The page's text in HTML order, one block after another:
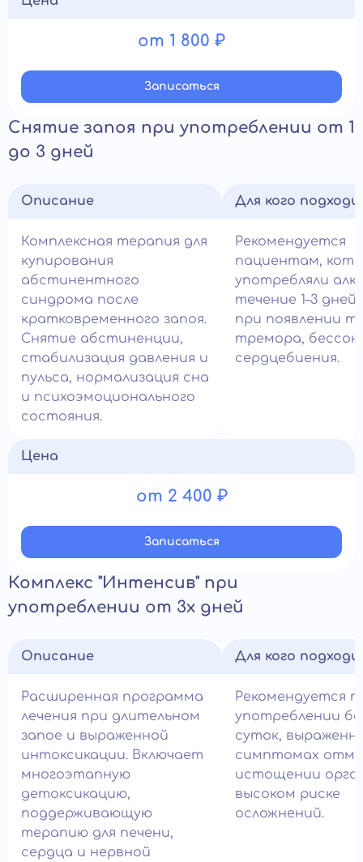
от 1 800 ₽
Записатьcя
Снятие запоя при употреблении от 1
до 3 дней
Описание
Комплексная терапия для
купирования
абстинентного
синдрома после
кратковременного запоя.
Снятие абстиненции,
стабилизация давления и
пульса, нормализация сна
и психоэмоционального
состояния.
Для кого
Рекомендуется
пациентам,
употребляли
течение 1–3
при появлении
тремора,
сердцебиения.
Цена
от 2 400 ₽
Записатьcя
Комплекс "Интенсив" при
употреблении от 3х дней
Описание
Расширенная программа
лечения при длительном
запое и выраженной
интоксикации. Включает
многоэтапную
детоксикацию,
поддерживающую
терапию для печени,
сердца и нервной
Для кого
Рекомендуется
употреблении
суток,
симптомах
истощении
высоком риске
осложнений.